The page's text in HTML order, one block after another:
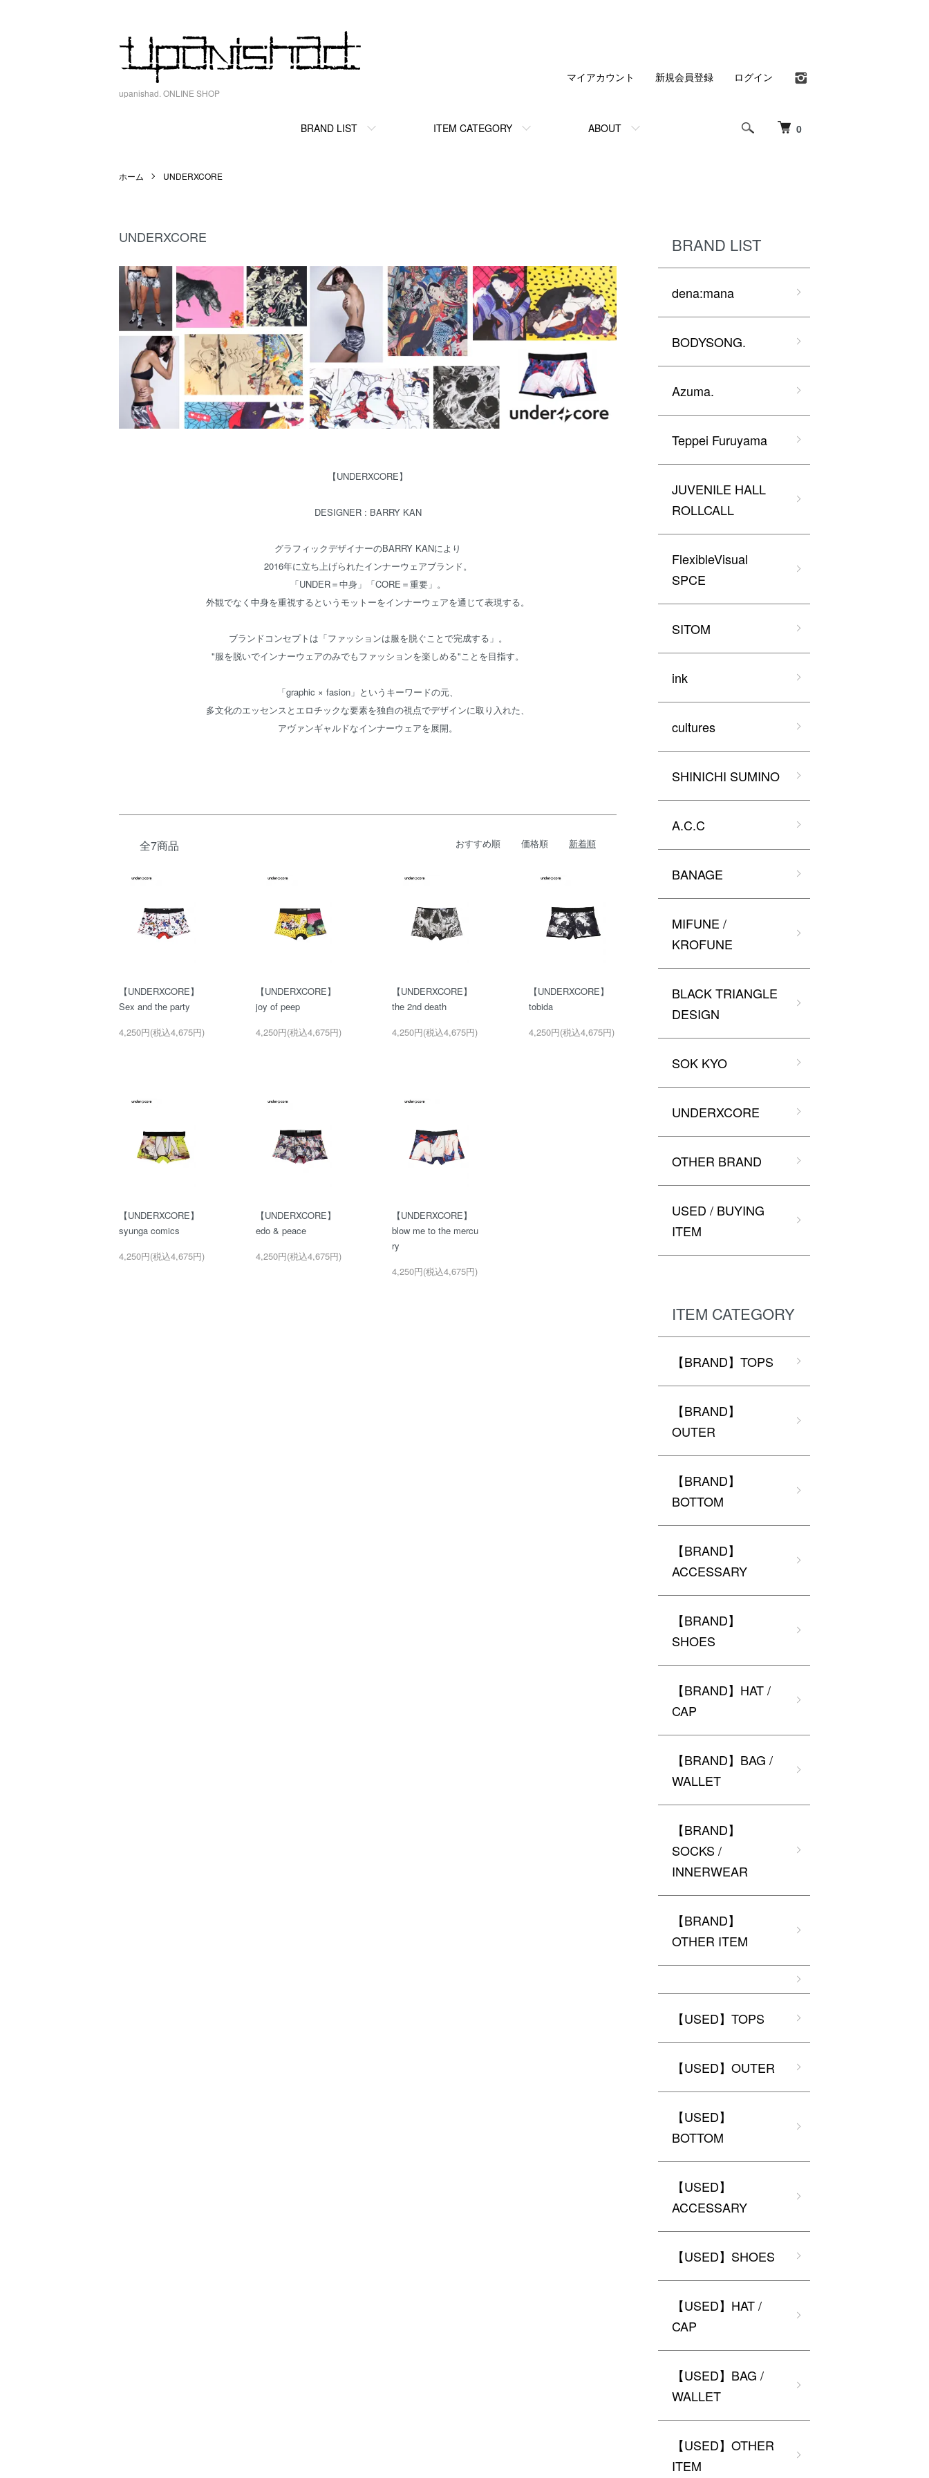
upanishad. ONLINE SHOP
0
BRAND LIST ITEM CATEGORY ABOUT
マイアカウント 新規会員登録 ログイン
ホーム UNDERXCORE
UNDERXCORE
【UNDERXCORE】
DESIGNER : BARRY KAN
グラフィックデザイナーのBARRY KANにより
2016年に立ち上げられたインナーウェアブランド。
「UNDER＝中身」「CORE＝重要」。
外観でなく中身を重視するというモットーをインナーウェアを通じて表現する。
ブランドコンセプトは「ファッションは服を脱ぐことで完成する」。
"服を脱いでインナーウェアのみでもファッションを楽しめる"ことを目指す。
「graphic × fasion」というキーワードの元、
多文化のエッセンスとエロチックな要素を独自の視点でデザインに取り入れた、
アヴァンギャルドなインナーウェアを展開。
全7商品 おすすめ順 価格順 新着順
【UNDERXCORE】
Sex and the party
4,250円(税込4,675円)
【UNDERXCORE】
joy of peep
4,250円(税込4,675円)
【UNDERXCORE】
the 2nd death
4,250円(税込4,675円)
【UNDERXCORE】
tobida
4,250円(税込4,675円)
【UNDERXCORE】
syunga comics
4,250円(税込4,675円)
【UNDERXCORE】
edo & peace
4,250円(税込4,675円)
【UNDERXCORE】
blow me to the mercu
ry
4,250円(税込4,675円)
BRAND LIST
dena:mana
BODYSONG.
Azuma.
Teppei Furuyama
JUVENILE HALL
ROLLCALL
FlexibleVisual
SPCE
SITOM
ink
cultures
SHINICHI SUMINO
A.C.C
BANAGE
MIFUNE /
KROFUNE
BLACK TRIANGLE
DESIGN
SOK KYO
UNDERXCORE
OTHER BRAND
USED / BUYING
ITEM
ITEM CATEGORY
【BRAND】TOPS
【BRAND】
OUTER
【BRAND】
BOTTOM
【BRAND】
ACCESSARY
【BRAND】
SHOES
【BRAND】HAT /
CAP
【BRAND】BAG /
WALLET
【BRAND】
SOCKS /
INNERWEAR
【BRAND】
OTHER ITEM
【USED】TOPS
【USED】OUTER
【USED】
BOTTOM
【USED】
ACCESSARY
【USED】SHOES
【USED】HAT /
CAP
【USED】BAG /
WALLET
【USED】OTHER
ITEM